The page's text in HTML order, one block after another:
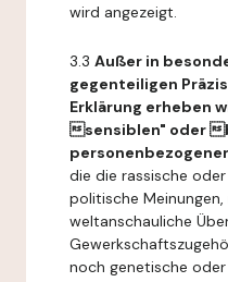
wird angezeigt.
3.3 Außer in
gegenteiligen
Erklärung erheben
sensiblen" oder
die die rassische
politische
weltanschauliche
noch genetische